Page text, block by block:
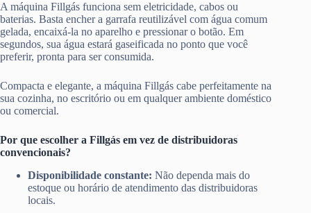
A máquina Fillgás funciona sem eletricidade, cabos ou
baterias. Basta encher a garrafa reutilizável com água comum
gelada, encaixá-la no aparelho e pressionar o botão. Em
segundos, sua água estará gaseificada no ponto que você
preferir, pronta para ser consumida.
Compacta e elegante, a máquina Fillgás cabe perfeitamente na
sua cozinha, no escritório ou em qualquer ambiente doméstico
ou comercial.
Por que escolher a Fillgás em vez de distribuidoras
convencionais?
Disponibilidade constante: Não dependa mais do
estoque ou horário de atendimento das distribuidoras
locais.